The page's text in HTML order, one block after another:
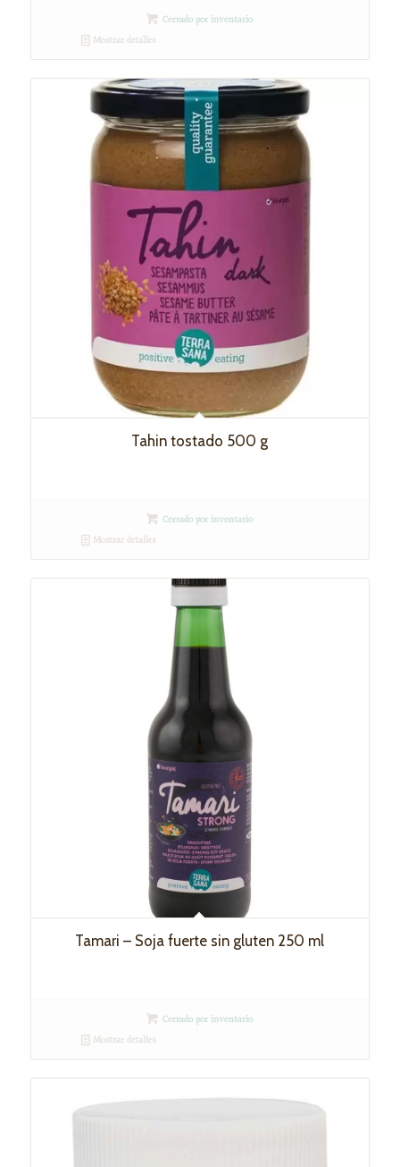
Cerrado por inventario
Mostrar detalles
Tahin tostado 500 g
Cerrado por inventario
Mostrar detalles
Tamari – Soja fuerte sin gluten 250 ml
Cerrado por inventario
Mostrar detalles